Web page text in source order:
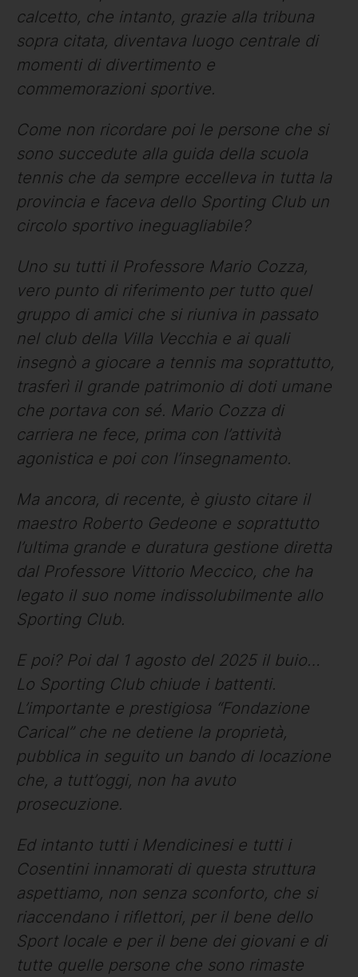
calcetto, che intanto, grazie alla tribuna
sopra citata, diventava luogo centrale di
momenti di divertimento e
commemorazioni sportive.
Come non ricordare poi le persone che si
sono succedute alla guida della scuola
tennis che da sempre eccelleva in tutta la
provincia e faceva dello Sporting Club un
circolo sportivo ineguagliabile?
Uno su tutti il Professore Mario Cozza,
vero punto di riferimento per tutto quel
gruppo di amici che si riuniva in passato
nel club della Villa Vecchia e ai quali
insegnò a giocare a tennis ma soprattutto,
trasferì il grande patrimonio di doti umane
che portava con sé. Mario Cozza di
carriera ne fece, prima con l’attività
agonistica e poi con l’insegnamento.
Ma ancora, di recente, è giusto citare il
maestro Roberto Gedeone e soprattutto
l’ultima grande e duratura gestione diretta
dal Professore Vittorio Meccico, che ha
legato il suo nome indissolubilmente allo
Sporting Club.
E poi? Poi dal 1 agosto del 2025 il buio…
Lo Sporting Club chiude i battenti.
L’importante e prestigiosa “Fondazione
Carical” che ne detiene la proprietà,
pubblica in seguito un bando di locazione
che, a tutt’oggi, non ha avuto
prosecuzione.
Ed intanto tutti i Mendicinesi e tutti i
Cosentini innamorati di questa struttura
aspettiamo, non senza sconforto, che si
riaccendano i riflettori, per il bene dello
Sport locale e per il bene dei giovani e di
tutte quelle persone che sono rimaste